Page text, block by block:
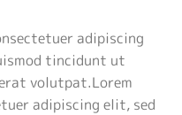
adipiscing
tincidunt ut
volutpat.Lorem
adipiscing elit, sed